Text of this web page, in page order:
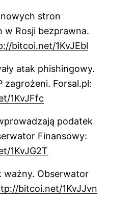
stron
w Rosji bezprawna.
bitcoi.net/1KvJEbl
atak phishingowy.
zagrożeni. Forsal.pl:
1KvJFfc
podatek
Finansowy:
1KvJG2T
ważny. Obserwator
bitcoi.net/1KvJJvn